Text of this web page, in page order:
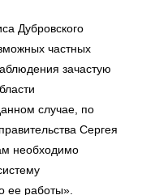
Дубровского
частных
зачастую
случае, по
Сергея
необходимо
ее работы».